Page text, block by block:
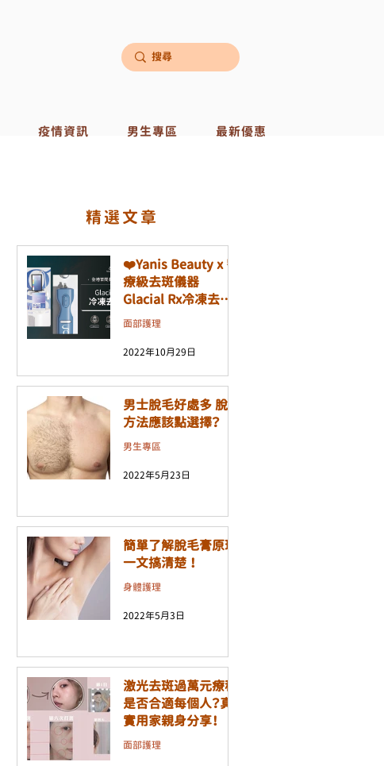
疫情資訊 男生專區 最新優惠
​精選文章
❤️Yanis Beauty x 醫
療級去斑儀器
Glacial Rx冷凍去斑
機❤️
面部護理
2022年10月29日
男士脫毛好處多 脫毛
方法應該點選擇？
男生專區
2022年5月23日
簡單了解脫毛膏原理
一文搞清楚 ！
身體護理
2022年5月3日
激光去斑過萬元療程
是否合適每個人？真
實用家親身分享！
面部護理